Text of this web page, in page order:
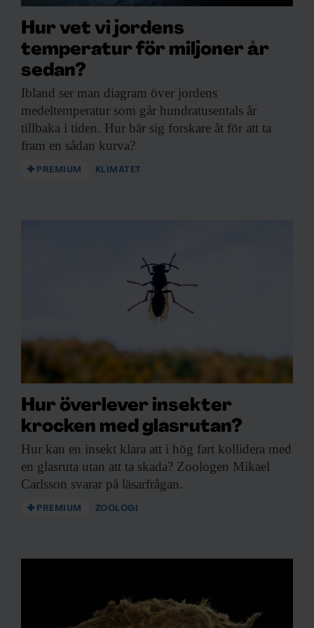
Hur vet vi jordens
temperatur för miljoner år
sedan?
Ibland ser man diagram över jordens
medeltemperatur som går hundratusentals år
tillbaka i tiden. Hur bär sig forskare åt för att ta
fram en sådan kurva?
PREMIUM KLIMATET
Hur överlever insekter
krocken med glasrutan?
Hur kan en insekt klara att i hög fart kollidera med
en glasruta utan att ta skada? Zoologen Mikael
Carlsson svarar på läsarfrågan.
PREMIUM ZOOLOGI